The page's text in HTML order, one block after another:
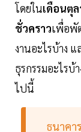
โดยในเดือนตุ
ชั่วคราวเพื่อพั
งานอะไรบ้าง
ธุรกรรมอะไรบ้า
ไปนี้
ธนาคา